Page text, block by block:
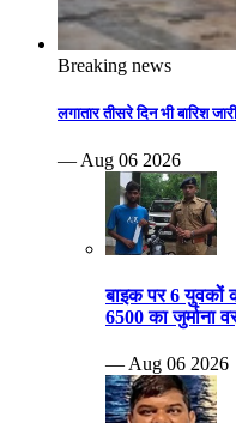
Breaking news
लगातार तीसरे दिन भी बारिश
— Aug 06 2026
बाइक पर 6 युवकों
6500 का जुर्माना
— Aug 06 2026